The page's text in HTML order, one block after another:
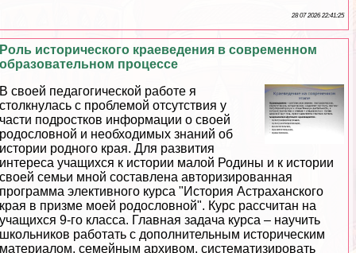
28 07 2026 22:41:25
Роль исторического краеведения в современном
образовательном процессе
В своей педагогической работе я
столкнулась с проблемой отсутствия у
части подростков информации о своей
родословной и необходимых знаний об
истории родного края. Для развития
интереса учащихся к истории малой Родины и к истории
своей семьи мной составлена авторизированная
программа элективного курса "История Астpaxaнского
края в призме моей родословной". Курс рассчитан на
учащихся 9-го класса. Главная задача курса – научить
школьников работать с дополнительным историческим
материалом, семейным архивом, систематизировать